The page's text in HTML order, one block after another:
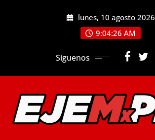
lunes, 10 agosto 2026
9:04:28 AM
Siguenos